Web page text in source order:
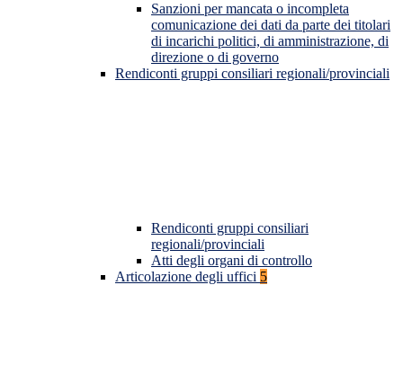
Sanzioni per mancata o incompleta
comunicazione dei dati da parte dei titolari
di incarichi politici, di amministrazione, di
direzione o di governo
Rendiconti gruppi consiliari regionali/provinciali
Rendiconti gruppi consiliari
regionali/provinciali
Atti degli organi di controllo
Articolazione degli uffici 5